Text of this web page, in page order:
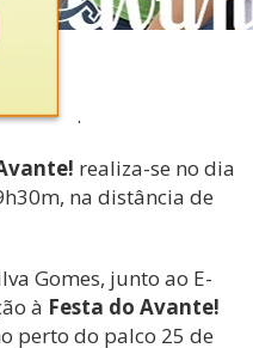
.
realiza-se no dia
na distância de
Gomes, junto ao E-
à Festa do Avante!
perto do palco 25 de